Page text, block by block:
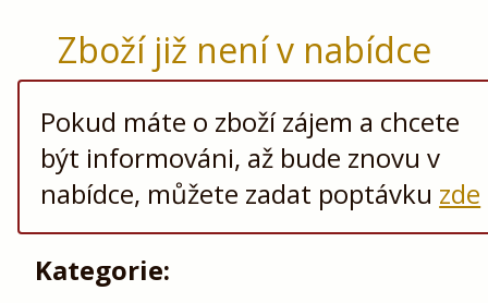
Zboží již není v nabídce
Pokud máte o zboží zájem a chcete
být informováni, až bude znovu v
nabídce, můžete zadat poptávku zde
Kategorie: